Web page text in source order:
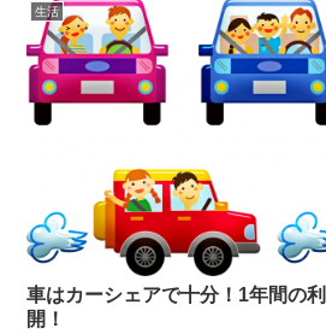
生活
車はカーシェアで十分！1年間の
開！